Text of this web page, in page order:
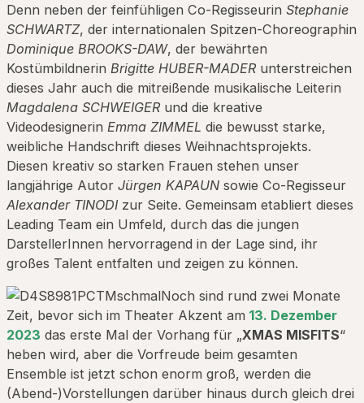
Denn neben der feinfühligen Co-Regisseurin Stephanie
SCHWARTZ, der internationalen Spitzen-Choreographin
Dominique BROOKS-DAW, der bewährten
Kostümbildnerin Brigitte HUBER-MADER unterstreichen
dieses Jahr auch die mitreißende musikalische Leiterin
Magdalena SCHWEIGER und die kreative
Videodesignerin Emma ZIMMEL die bewusst starke,
weibliche Handschrift dieses Weihnachtsprojekts.
Diesen kreativ so starken Frauen stehen unser
langjährige Autor Jürgen KAPAUN sowie Co-Regisseur
Alexander TINODI zur Seite. Gemeinsam etabliert dieses
Leading Team ein Umfeld, durch das die jungen
DarstellerInnen hervorragend in der Lage sind, ihr
großes Talent entfalten und zeigen zu können.
Noch sind rund zwei Monate
Zeit, bevor sich im Theater Akzent am 13. Dezember
2023 das erste Mal der Vorhang für „XMAS MISFITS“
heben wird, aber die Vorfreude beim gesamten
Ensemble ist jetzt schon enorm groß, werden die
(Abend-)Vorstellungen darüber hinaus durch gleich drei